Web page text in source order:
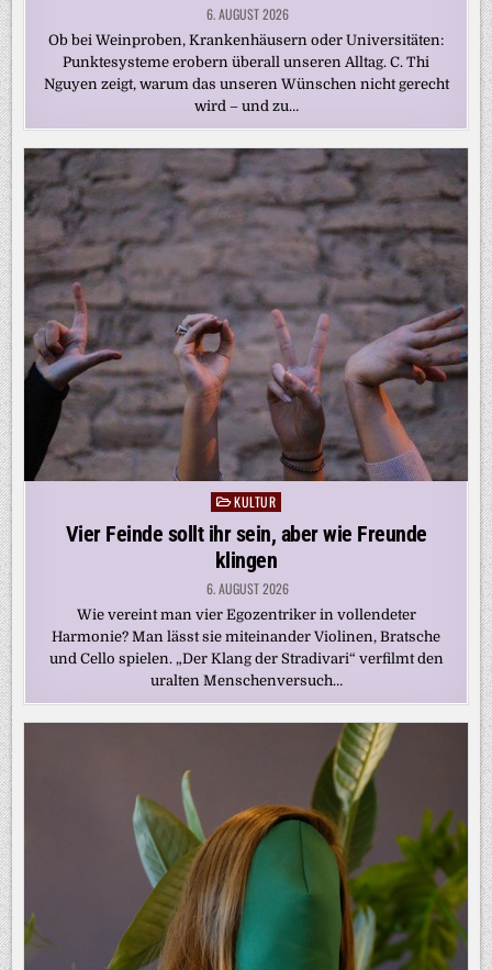
6. AUGUST 2026
Ob bei Weinproben, Krankenhäusern oder Universitäten:
Punktesysteme erobern überall unseren Alltag. C. Thi
Nguyen zeigt, warum das unseren Wünschen nicht gerecht
wird – und zu…
Posted
in
KULTUR
Vier Feinde sollt ihr sein, aber wie Freunde
klingen
6. AUGUST 2026
Wie vereint man vier Egozentriker in vollendeter
Harmonie? Man lässt sie miteinander Violinen, Bratsche
und Cello spielen. „Der Klang der Stradivari“ verfilmt den
uralten Menschenversuch…